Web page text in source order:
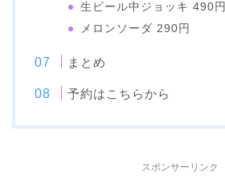
生ビール中ジョッキ 490円
メロンソーダ 290円
まとめ
予約はこちらから
スポンサーリンク